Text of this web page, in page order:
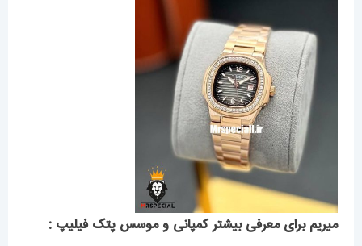
میریم برای معرفی بیشتر کمپانی و موسس پتک فیلیپ :